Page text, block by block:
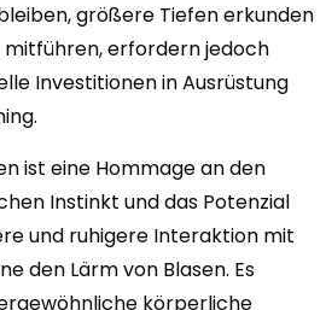
größere Tiefen erkunden
mitführen, erfordern jedoch
Investitionen in Ausrüstung
ist eine Hommage an den
Instinkt und das Potenzial
und ruhigere Interaktion mit
den Lärm von Blasen. Es
körperliche